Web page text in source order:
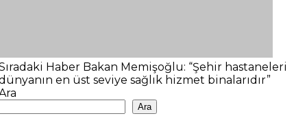
Haber Bakan Memişoğlu: “Şehir hastaneleri
en üst seviye sağlık hizmet binalarıdır”
Ara